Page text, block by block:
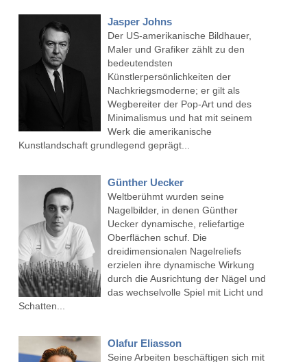
Jasper Johns
Der US-amerikanische Bildhauer,
Maler und Grafiker zählt zu den
bedeutendsten
Künstlerpersönlichkeiten der
Nachkriegsmoderne; er gilt als
Wegbereiter der Pop-Art und des
Minimalismus und hat mit seinem
Werk die amerikanische
Kunstlandschaft grundlegend geprägt...
Günther Uecker
Weltberühmt wurden seine
Nagelbilder, in denen Günther
Uecker dynamische, reliefartige
Oberflächen schuf. Die
dreidimensionalen Nagelreliefs
erzielen ihre dynamische Wirkung
durch die Ausrichtung der Nägel und
das wechselvolle Spiel mit Licht und
Schatten...
Olafur Eliasson
Seine Arbeiten beschäftigen sich mit